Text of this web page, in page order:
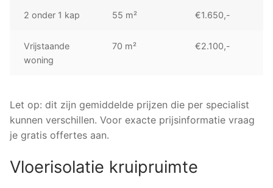
2 onder 1 kap 55 m² €1.650,-
Vrijstaande
woning
70 m² €2.100,-
Let op: dit zijn gemiddelde prijzen die per specialist
kunnen verschillen. Voor exacte prijsinformatie vraag
je gratis offertes aan.
Vloerisolatie kruipruimte